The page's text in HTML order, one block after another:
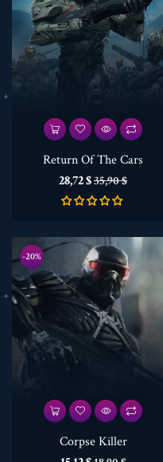
Return Of The Cars
Preis
28,72 $Verkaufspreis
35,90 $
-20%
Corpse Killer